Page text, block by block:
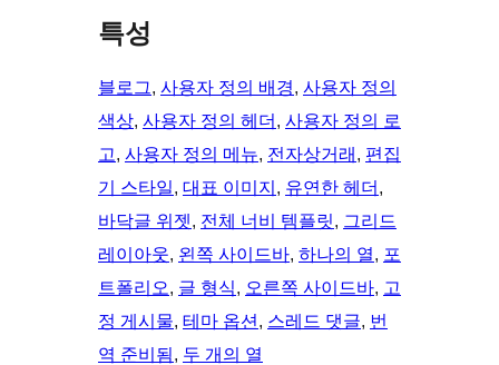
특성
블로그, 사용자 정의 배경, 사용자 정의
색상, 사용자 정의 헤더 , 사용자 정의 로
고, 사용자 정의 메뉴, 전자상거래 , 편집
기 스타일, 대표 이미지 , 유연한 헤더
바닥글 위젯, 전체 너비 템플릿, 그리드
레이아웃, 왼쪽 사이드바, 하나의 열, 포
트폴리오, 글 형식, 오른쪽 사이드바, 고
정 게시물, 테마 옵션 , 스레드 댓글, 번
역 준비됨, 두 개의 열